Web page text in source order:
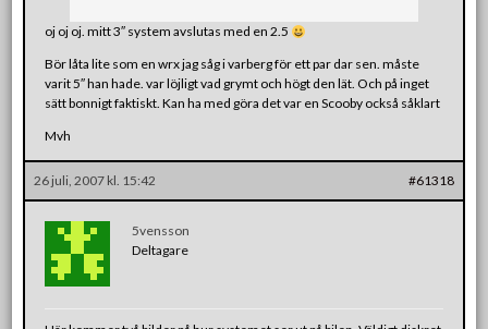
oj oj oj. mitt 3″ system avslutas med en 2.5
Bör låta lite som en wrx jag såg i varberg för ett par dar sen. måste
varit 5″ han hade. var löjligt vad grymt och högt den lät. Och på inget
sätt bonnigt faktiskt. Kan ha med göra det var en Scooby också såklart
Mvh
26 juli, 2007 kl. 15:42 #61318
5vensson
Deltagare